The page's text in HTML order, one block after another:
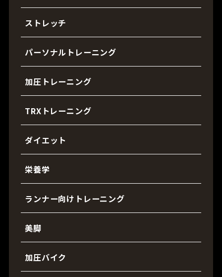
ストレッチ
パーソナルトレーニング
加圧トレーニング
TRXトレーニング
ダイエット
栄養学
ランナー向けトレーニング
美脚
加圧バイク